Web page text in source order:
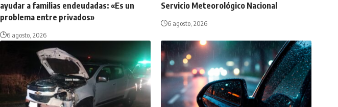
ayudar a familias endeudadas: «Es un
problema entre privados»
6 agosto, 2026
Servicio Meteorológico Nacional
6 agosto, 2026